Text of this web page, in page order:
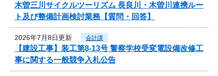
木曽三川サイクルツーリズム 長良川・木曽川連携ルー
ト及び整備計画検討業務【質問・回答】
2026年7月8日更新 会計課
【建設工事】装工第8-13号 警察学校受変電設備改修工
事に関する一般競争入札公告